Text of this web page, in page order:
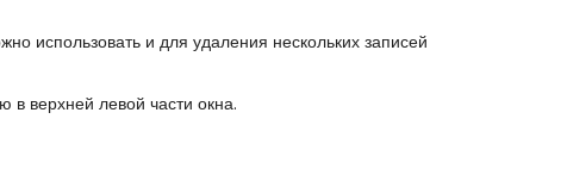
использовать и для удаления нескольких записей
в верхней левой части окна.